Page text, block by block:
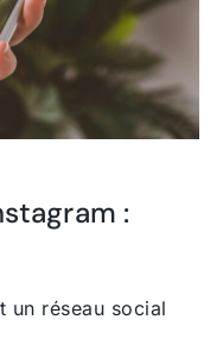
:
un réseau social